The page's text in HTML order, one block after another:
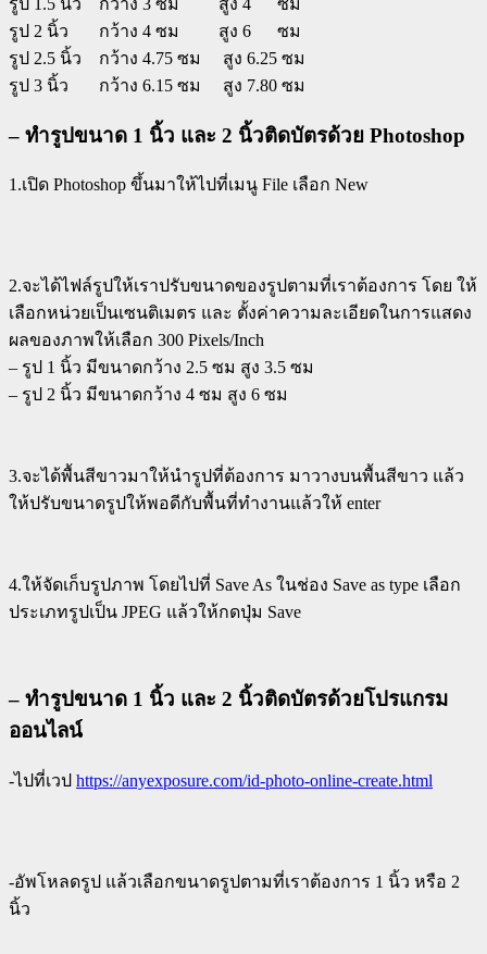
รูป 1.5 นิ้ว กว้าง 3 ซม สูง 4 ซม
รูป 2 นิ้ว กว้าง 4 ซม สูง 6 ซม
รูป 2.5 นิ้ว กว้าง 4.75 ซม สูง 6.25 ซม
รูป 3 นิ้ว กว้าง 6.15 ซม สูง 7.80 ซม
– ทำรูปขนาด 1 นิ้ว และ 2 นิ้วติดบัตรด้วย Photoshop
1.เปิด Photoshop ขึ้นมาให้ไปที่เมนู File เลือก New
2.จะได้ไฟล์รูปให้เราปรับขนาดของรูปตามที่เราต้องการ โดย ให้
เลือกหน่วยเป็นเซนติเมตร และ ตั้งค่าความละเอียดในการแสดง
ผลของภาพให้เลือก 300 Pixels/Inch
– รูป 1 นิ้ว มีขนาดกว้าง 2.5 ซม สูง 3.5 ซม
– รูป 2 นิ้ว มีขนาดกว้าง 4 ซม สูง 6 ซม
3.จะได้พื้นสีขาวมาให้นำรูปที่ต้องการ มาวางบนพื้นสีขาว แล้ว
ให้ปรับขนาดรูปให้พอดีกับพื้นที่ทำงานแล้วให้ enter
4.ให้จัดเก็บรูปภาพ โดยไปที่ Save As ในช่อง Save as type เลือก
ประเภทรูปเป็น JPEG แล้วให้กดปุ่ม Save
– ทำรูปขนาด 1 นิ้ว และ 2 นิ้วติดบัตรด้วยโปรแกรม
ออนไลน์
-ไปที่เวป https://anyexposure.com/id-photo-online-create.html
-อัพโหลดรูป แล้วเลือกขนาดรูปตามที่เราต้องการ 1 นิ้ว หรือ 2
นิ้ว